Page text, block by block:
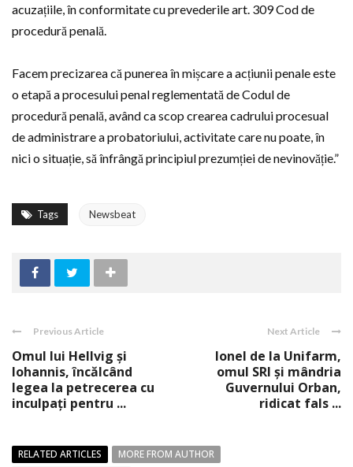
acuzațiile, în conformitate cu prevederile art. 309 Cod de
procedură penală.
Facem precizarea că punerea în mișcare a acțiunii penale este
o etapă a procesului penal reglementată de Codul de
procedură penală, având ca scop crearea cadrului procesual
de administrare a probatoriului, activitate care nu poate, în
nici o situație, să înfrângă principiul prezumției de nevinovăție.”
Tags Newsbeat
Previous Article
Omul lui Hellvig şi
Iohannis, încălcând
legea la petrecerea cu
inculpaţi pentru ...
Next Article
Ionel de la Unifarm,
omul SRI şi mândria
Guvernului Orban,
ridicat fals ...
RELATED ARTICLES
MORE FROM AUTHOR